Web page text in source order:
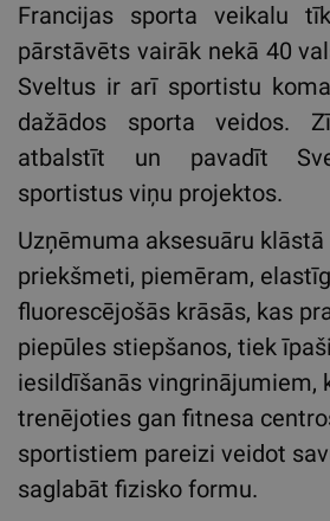
Francijas sporta veikalu
pārstāvēts vairāk nekā 40
Sveltus ir arī sportistu
dažādos sporta veidos.
atbalstīt un pavadīt
sportistus viņu projektos.
Uzņēmuma aksesuāru klāstā
priekšmeti, piemēram,
fluorescējošās krāsās, kas
piepūles stiepšanos, tiek
iesildīšanās vingrinājumiem,
trenējoties gan fitnesa
sportistiem pareizi veidot
saglabāt fizisko formu.